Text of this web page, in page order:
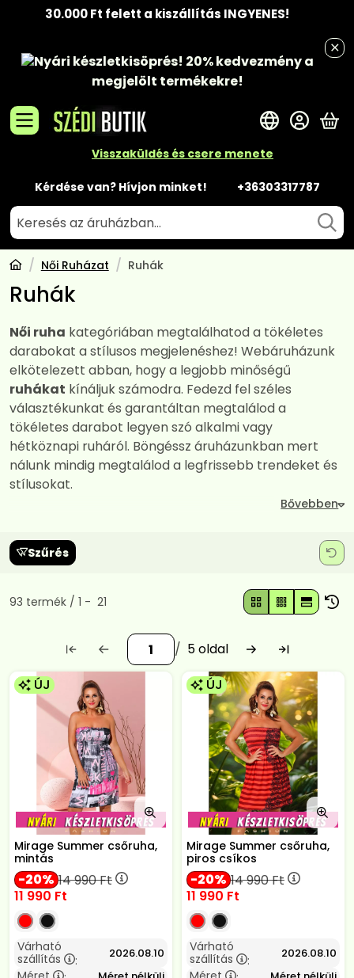
30.000 Ft felett a kiszállítás INGYENES!
Nyári készletkisöprés! 20% kedvezménya
megjelölt termékekre!
Visszaküldés és csere menete
Kérdése van? Hívjon minket! +36303317787
A
Női Ruházat Ruhák
Ruhák
Női ruha kategóriában megtalálhatod a tökéletes
darabokat a stílusos megjelenéshez! Webáruházunk
elkötelezett abban, hogy a legjobb minőségű
ruhákat kínáljuk számodra. Fedezd fel széles
választékunkat és garantáltan megtalálod a
tökéletes darabot legyen szó alkalmi vagy
hétköznapi ruháról. Böngéssz áruházunkban mert
nálunk mindig megtalálod a legfrissebb trendeket és
stílusokat.
Szűrés
Összes termék a kategóriában
93 termék 1 21
5
ÚJ
Mirage Summer csőruha,
mintás
20 14 990Ft
11 990 Ft
Várható
szállítás
: 2026.08.10
ÚJ
Mirage Summer csőruha,
piros csíkos
20 14 990Ft
11 990 Ft
Várható
szállítás
: 2026.08.10